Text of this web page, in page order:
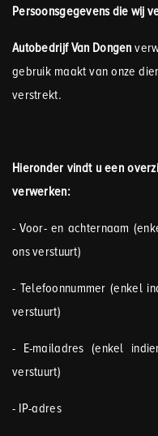
Persoonsgegevens die wij
Autobedrijf Van Dongen
gebruik maakt van onze
verstrekt.
Hieronder vindt u een
verwerken:
- Voor- en achternaam
ons verstuurt)
- Telefoonnummer (enkel
verstuurt)
- E-mailadres (enkel
verstuurt)
- IP-adres